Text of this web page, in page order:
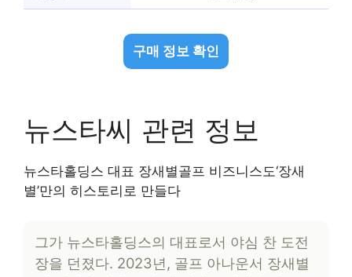
구매 정보 확인
뉴스타씨 관련 정보
뉴스타홀딩스 대표 장새별골프 비즈니스도‘장새
별’만의 히스토리로 만들다
그가 뉴스타홀딩스의 대표로서 야심 찬 도전
장을 던졌다. 2023년, 골프 아나운서 장새별